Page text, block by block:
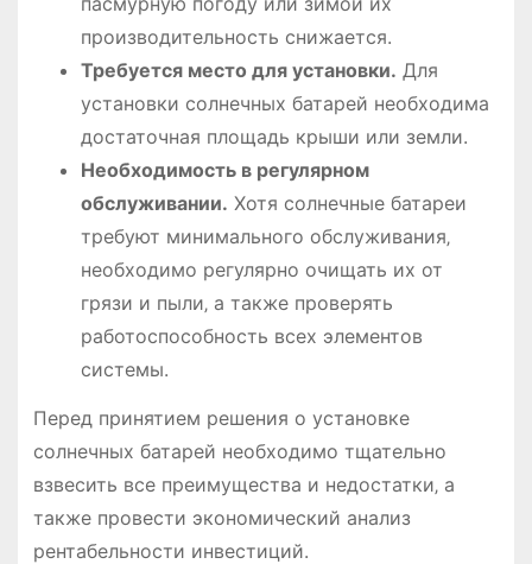
производительность снижается.
Требуется место для установки. Для
установки солнечных батарей необходима
достаточная площадь крыши или земли.
Необходимость в регулярном
обслуживании. Хотя солнечные батареи
требуют минимального обслуживания‚
необходимо регулярно очищать их от
грязи и пыли‚ а также проверять
работоспособность всех элементов
системы.
Перед принятием решения о установке
солнечных батарей необходимо тщательно
взвесить все преимущества и недостатки‚ а
также провести экономический анализ
рентабельности инвестиций.